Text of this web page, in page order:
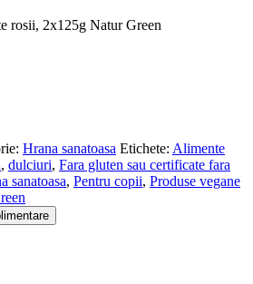
rosii, 2x125g Natur Green
Hrana sanatoasa Etichete: Alimente
, dulciuri, Fara gluten sau certificate fara
sanatoasa, Pentru copii, Produse vegane